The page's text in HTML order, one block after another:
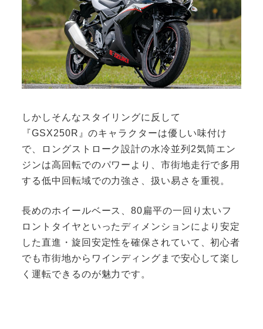
しかしそんなスタイリングに反して
『GSX250R』のキャラクターは優しい味付け
で、ロングストローク設計の水冷並列2気筒エン
ジンは高回転でのパワーより、市街地走行で多用
する低中回転域での力強さ、扱い易さを重視。
長めのホイールベース、80扁平の一回り太いフ
ロントタイヤといったディメンションにより安定
した直進・旋回安定性を確保されていて、初心者
でも市街地からワインディングまで安心して楽し
く運転できるのが魅力です。